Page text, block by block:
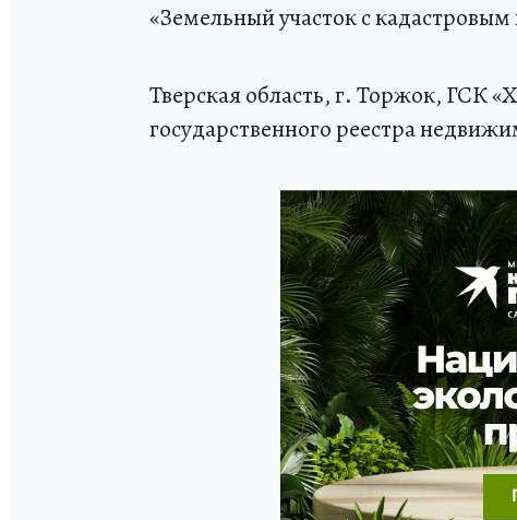
«Земельный участок с
Тверская область, г. Торжок, ГСК
государственного реестра